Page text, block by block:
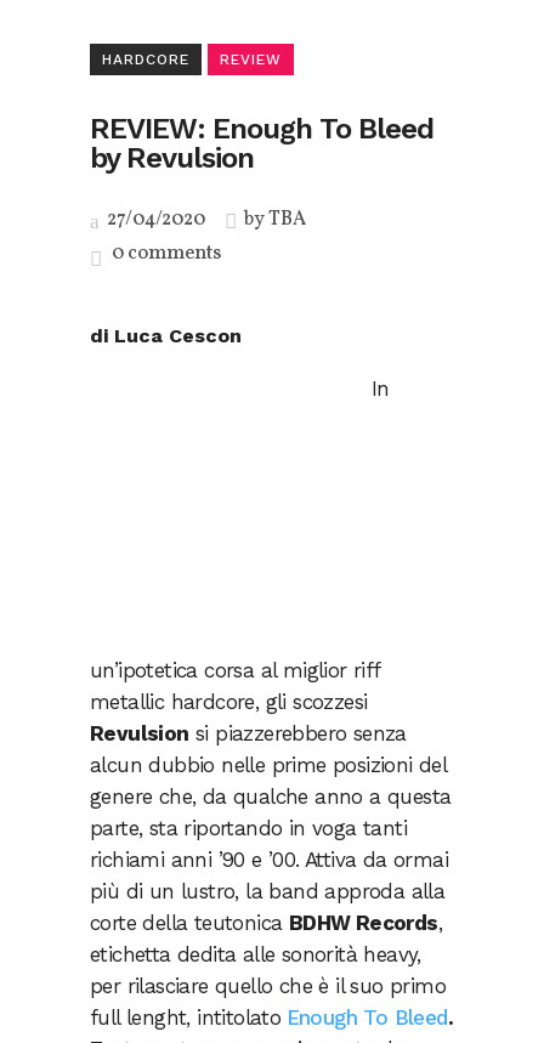
HARDCORE REVIEW
REVIEW: Enough To Bleed
by Revulsion
27/04/2020 byTBA
0 comments
di Luca Cescon
In
un’ipotetica corsa al miglior riff
metallic hardcore, gli scozzesi
Revulsion si piazzerebbero senza
alcun dubbio nelle prime posizioni del
genere che, da qualche anno a questa
parte, sta riportando in voga tanti
richiami anni ’90 e ’00. Attiva da ormai
più di un lustro, la band approda alla
corte della teutonica BDHW Records,
etichetta dedita alle sonorità heavy,
per rilasciare quello che è il suo primo
full lenght, intitolato Enough To Bleed.